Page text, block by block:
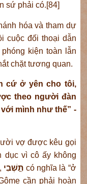
sứ phải có.[84]
hóa và tham dự
cuộc đối thoại dẫn
kiện toàn lẫn
chặt tương quan.
cứ ở yên cho tôi,
theo người đàn
mình như thế” -
vợ được kêu gọi
dục vì cô ấy không
תֵּ֣שְׁבִי có nghĩa là “ở
cần phải hoàn